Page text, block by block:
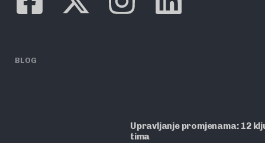
BLOG
Upravljanje promjenama: 12
tima